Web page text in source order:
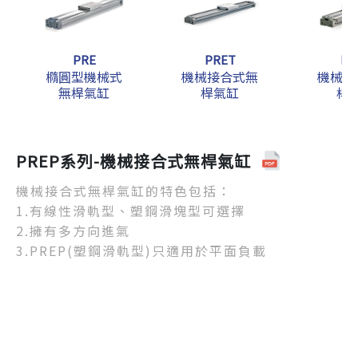
PRE
橢圓型機械式
無桿氣缸
PRET
機械接合式無
桿氣缸
機械
桿
PREP系列-機械接合式無桿氣缸
機械接合式無桿氣缸的特色包括：
1.有線性滑軌型、塑鋼滑塊型可選擇
2.擁有多方向進氣
3.PREP(塑鋼滑軌型)只適用於平面負載